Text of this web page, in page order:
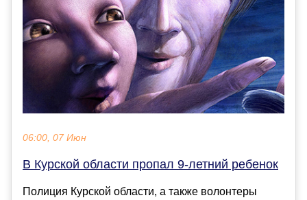
06:00, 07 Июн
В Курской области пропал 9-летний ребенок
Полиция Курской области, а также волонтеры